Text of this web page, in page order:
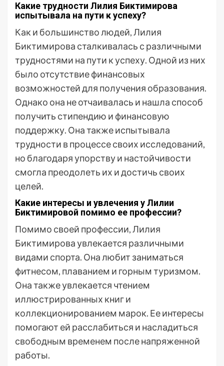
Какие трудности Лилия Биктимирова
испытывала на пути к успеху?
Как и большинство людей, Лилия
Биктимирова сталкивалась с различными
трудностями на пути к успеху. Одной из них
было отсутствие финансовых
возможностей для получения образования.
Однако она не отчаивалась и нашла способ
получить стипендию и финансовую
поддержку. Она также испытывала
трудности в процессе своих исследований,
но благодаря упорству и настойчивости
смогла преодолеть их и достичь своих
целей.
Какие интересы и увлечения у Лилии
Биктимировой помимо ее профессии?
Помимо своей профессии, Лилия
Биктимирова увлекается различными
видами спорта. Она любит заниматься
фитнесом, плаванием и горным туризмом.
Она также увлекается чтением
иллюстрированных книг и
коллекционированием марок. Ее интересы
помогают ей расслабиться и насладиться
свободным временем после напряженной
работы.